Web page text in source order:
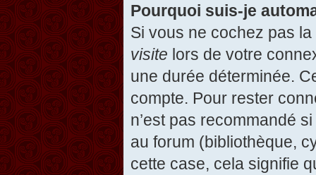
Pourquoi suis-je
Si vous ne cochez pas
visite lors de votre
une durée déterminée.
compte. Pour rester
n’est pas recommandé
au forum (bibliothèque,
cette case, cela signifie